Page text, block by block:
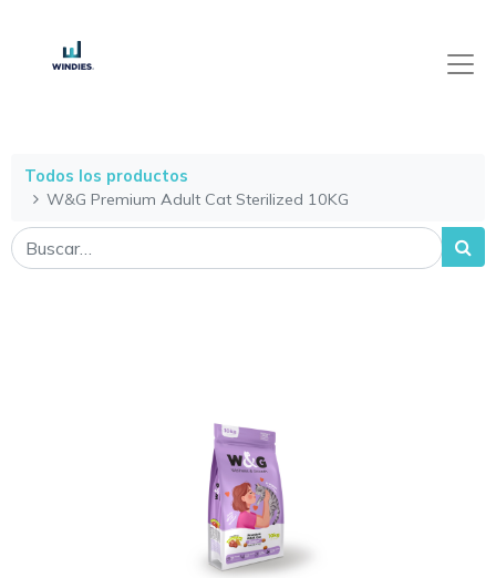
Todos los productos
W&G Premium Adult Cat Sterilized 10KG